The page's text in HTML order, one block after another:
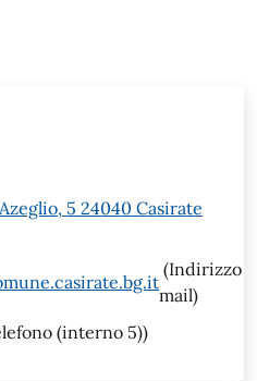
5 24040 Casirate
(Indirizzo
mail)
(interno 5))